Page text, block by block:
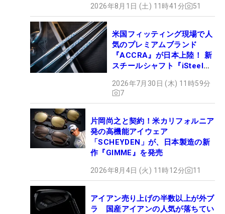
2026年8月1日 (土) 11時41分 51
米国フィッティング現場で人
気のプレミアムブランド
『ACCRA』が日本上陸！ 新
スチールシャフト『iSteel
2026年7月30日 (木) 11時59分
7
片岡尚之と契約！米カリフォルニア
発の高機能アイウェア
「SCHEYDEN」が、日本製造の新
作『GIMME』を発売
2026年8月4日 (火) 11時12分 11
アイアン売り上げの半数以上が外ブ
ラ 国産アイアンの人気が落ちてい